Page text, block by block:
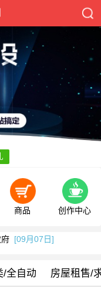
商品 创作中心
13日]
[09月07日]
13日]
/全自动 房屋租售/